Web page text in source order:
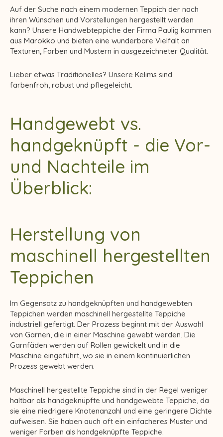
Auf der Suche nach einem modernen Teppich der nach
ihren Wünschen und Vorstellungen hergestellt werden
kann? Unsere Handwebteppiche der Firma Paulig kommen
aus Marokko und bieten eine wunderbare Vielfalt an
Texturen, Farben und Mustern in ausgezeichneter Qualität.
Lieber etwas Traditionelles? Unsere Kelims sind
farbenfroh, robust und pflegeleicht.
Handgewebt vs.
handgeknüpft - die Vor-
und Nachteile im
Überblick:
Herstellung von
maschinell hergestellten
Teppichen
Im Gegensatz zu handgeknüpften und handgewebten
Teppichen werden maschinell hergestellte Teppiche
industriell gefertigt. Der Prozess beginnt mit der Auswahl
von Garnen, die in einer Maschine gewebt werden. Die
Garnfäden werden auf Rollen gewickelt und in die
Maschine eingeführt, wo sie in einem kontinuierlichen
Prozess gewebt werden.
Maschinell hergestellte Teppiche sind in der Regel weniger
haltbar als handgeknüpfte und handgewebte Teppiche, da
sie eine niedrigere Knotenanzahl und eine geringere Dichte
aufweisen. Sie haben auch oft ein einfacheres Muster und
weniger Farben als handgeknüpfte Teppiche.